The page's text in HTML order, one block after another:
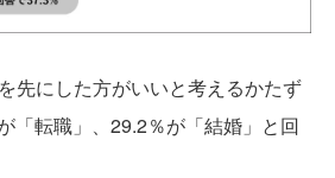
先にした方がいいと考えるかたず
「転職」、29.2％が「結婚」と回